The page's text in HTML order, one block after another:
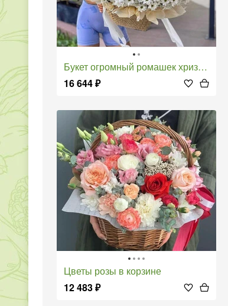
Букет огромный ромашек хризантем
16 644₽
Цветы розы в корзине
12 483₽